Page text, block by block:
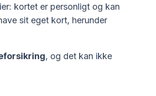
kortet er personligt og kan
sit eget kort, herunder
, og det kan ikke